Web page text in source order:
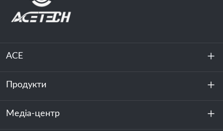
ACE
Про нас
Стійкість
Продукти
Зберігання енергії
Медіа-центр